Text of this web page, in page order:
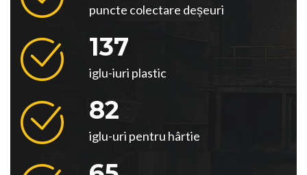
puncte colectare deșeuri
137
iglu-iuri plastic
82
iglu-uri pentru hârtie